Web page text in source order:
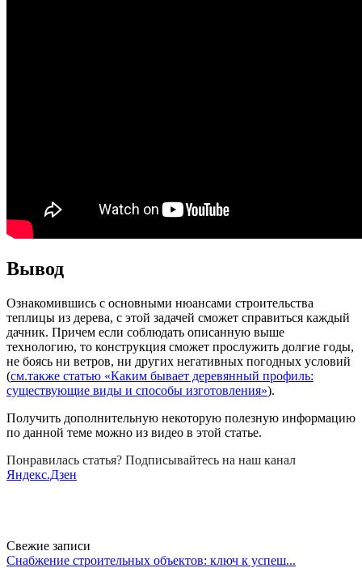
Вывод
Ознакомившись с основными нюансами строительства
теплицы из дерева, с этой задачей сможет справиться каждый
дачник. Причем если соблюдать описанную выше
технологию, то конструкция сможет прослужить долгие годы,
не боясь ни ветров, ни других негативных погодных условий
(см.также статью «Каким бывает деревянный профиль:
существующие виды и способы изготовления»).
Получить дополнительную некоторую полезную информацию
по данной теме можно из видео в этой статье.
Понравилась статья? Подписывайтесь на наш канал
Яндекс.Дзен
Свежие записи
Снабжение строительных объектов: ключ к успеш...